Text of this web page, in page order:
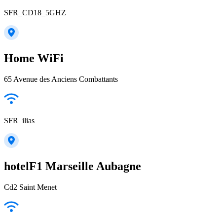
SFR_CD18_5GHZ
Home WiFi
65 Avenue des Anciens Combattants
SFR_ilias
hotelF1 Marseille Aubagne
Cd2 Saint Menet